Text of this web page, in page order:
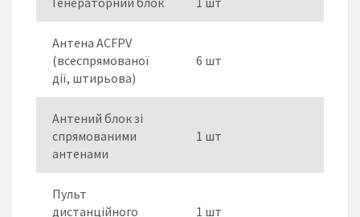
Антена ACFPV
(всеспрямованої
дії, штирьова)
6 шт
Антений блок зі
спрямованими
антенами
1 шт
Пульт
дистанційного
1 шт